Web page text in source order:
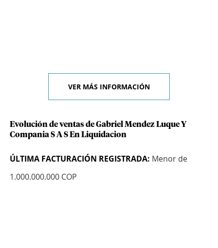
VER MÁS INFORMACIÓN
Evolución de ventas de Gabriel Mendez Luque Y
Compania S A S En Liquidacion
ÚLTIMA FACTURACIÓN REGISTRADA: Menor de
1.000.000.000 COP